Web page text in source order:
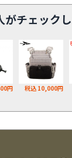
がチェック
円 税込 10,000円